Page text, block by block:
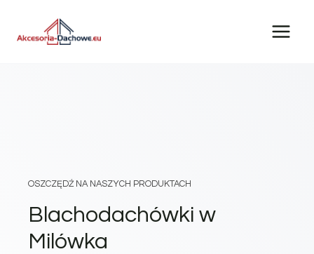
OSZCZĘDŹ NA NASZYCH PRODUKTACH
Blachodachówki w
Milówka